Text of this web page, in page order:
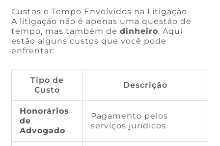
Custos e Tempo Envolvidos na Litigação
A litigação não é apenas uma questão de
tempo, mas também dedinheiro. Aqui
estão alguns custos que você pode
enfrentar:
Tipo de
Custo
Descrição
Honorários
de
Advogado
Pagamento pelos
serviços jurídicos.